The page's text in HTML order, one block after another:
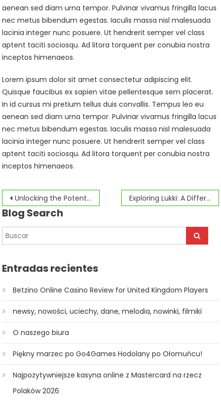
aenean sed diam urna tempor. Pulvinar vivamus fringilla lacus
nec metus bibendum egestas. Iaculis massa nisl malesuada
lacinia integer nunc posuere. Ut hendrerit semper vel class
aptent taciti sociosqu. Ad litora torquent per conubia nostra
inceptos himenaeos.
Lorem ipsum dolor sit amet consectetur adipiscing elit.
Quisque faucibus ex sapien vitae pellentesque sem placerat.
In id cursus mi pretium tellus duis convallis. Tempus leo eu
aenean sed diam urna tempor. Pulvinar vivamus fringilla lacus
nec metus bibendum egestas. Iaculis massa nisl malesuada
lacinia integer nunc posuere. Ut hendrerit semper vel class
aptent taciti sociosqu. Ad litora torquent per conubia nostra
inceptos himenaeos.
Navegación
de
entradas
Unlocking the Potential of Online Casinos: A Strategic Guide for Smart Players Exploring Lukki: A Different Take on Online Casino Platforms
Blog Search
Entradas recientes
Betzino Online Casino Review for United Kingdom Players
newsy, nowości, uciechy, dane, melodia, nowinki, filmiki
O naszego biura
Piękny marzec po Go4Games Hodolany po Ołomuńcu!
Najpozytywniejsze kasyna online z Mastercard na rzecz
Polaków 2026